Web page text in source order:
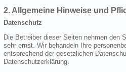
2. Allgemeine Hinweise und
Datenschutz
Die Betreiber dieser Seiten nehmen den
sehr ernst. Wir behandeln Ihre
entsprechend der gesetzlichen
Datenschutzerklärung.